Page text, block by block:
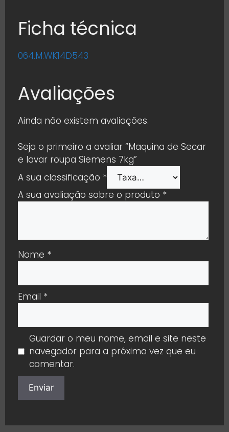
Ficha técnica
064.M.WK14D543
Avaliações
Ainda não existem avaliações.
Seja o primeiro a avaliar “Maquina de Secar
e lavar roupa Siemens 7kg”
A sua classificação *
A sua avaliação sobre o produto *
Nome *
Email *
Guardar o meu nome, email e site neste
navegador para a próxima vez que eu
comentar.